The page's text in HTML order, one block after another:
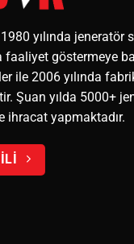
yılında jeneratör
faaliyet göstermeye
ile 2006 yılında
Şuan yılda 5000+
ihracat yapmaktadır.